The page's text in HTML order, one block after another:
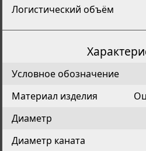
Логистический объём
Условное обозначение
Материал изделия
Диаметр
Диаметр каната